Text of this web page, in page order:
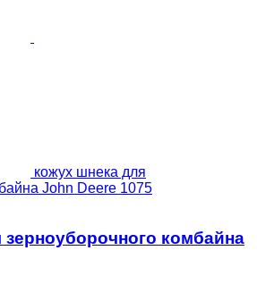
кожух шнека для
John Deere 1075
комбайна